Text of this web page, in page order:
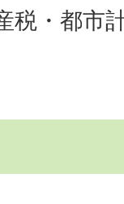
税・都市